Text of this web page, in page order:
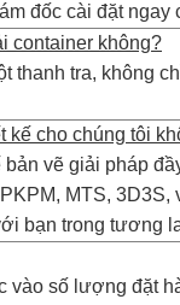
đốc cài đặt ngay
container không?
thanh tra, không
kế cho chúng tôi
vẽ giải pháp
MTS, 3D3S,
bạn trong tương
vào số lượng đặt